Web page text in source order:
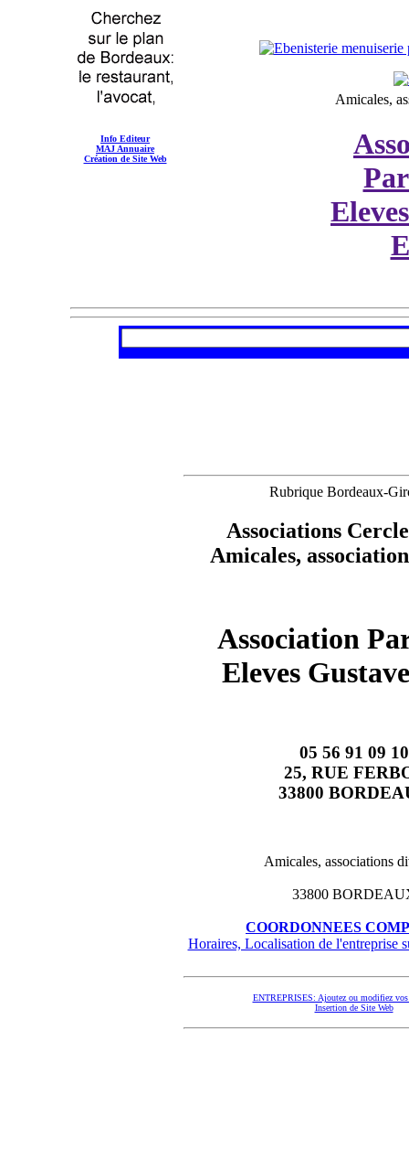
Info Editeur
MAJ Annuaire
Création de Site Web
Amicales,
Rubrique Bordeaux-
Associations
Amicales,
Association
Eleves
05 56 91 09 10
25, RUE
33800
Amicales, associations
33800
COORDONNEES
Horaires, Localisation de l'entreprise
ENTREPRISES: Ajoutez ou modifiez vos
Insertion de Site Web